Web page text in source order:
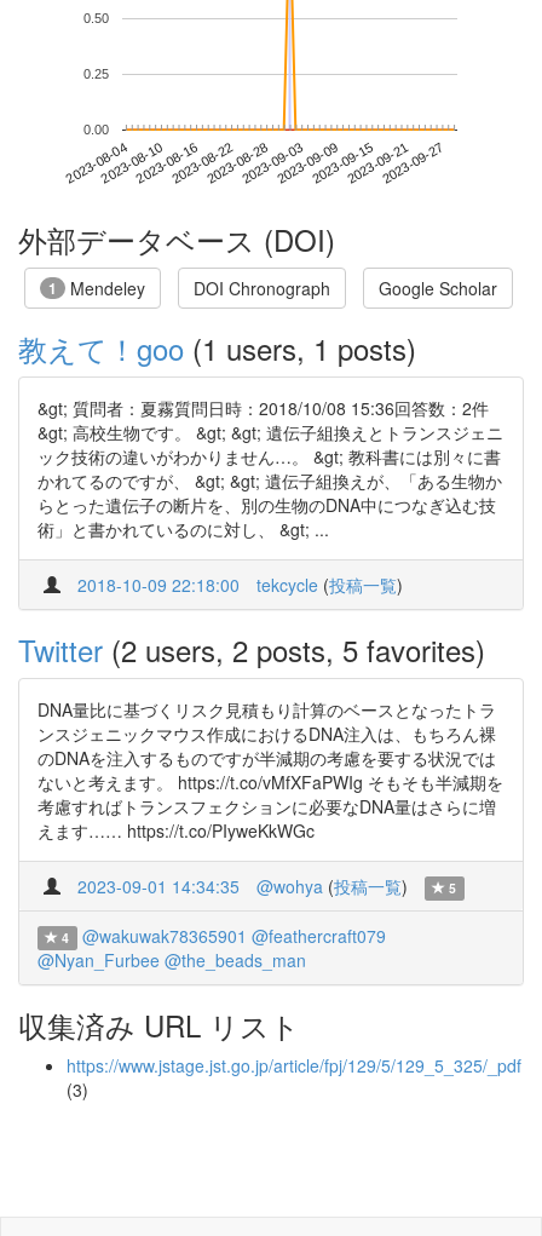
2023-08-042023-08-102023-08-162023-08-222023-08-282023-09-032023-09-092023-09-152023-09-212023-09-27
0.00
0.25
0.50
外部データベース (DOI)
1 Mendeley DOI Chronograph Google Scholar
教えて！goo (1 users, 1 posts)
&gt; 質問者：夏霧質問日時：2018/10/08 15:36回答数：2件
&gt; 高校生物です。 &gt; &gt; 遺伝子組換えとトランスジェニ
ック技術の違いがわかりません…。 &gt; 教科書には別々に書
かれてるのですが、 &gt; &gt; 遺伝子組換えが、「ある生物か
らとった遺伝子の断片を、別の生物のDNA中につなぎ込む技
術」と書かれているのに対し、 &gt; ...
2018-10-09 22:18:00 tekcycle (投稿一覧)
Twitter (2 users, 2 posts, 5 favorites)
DNA量比に基づくリスク見積もり計算のベースとなったトラ
ンスジェニックマウス作成におけるDNA注入は、もちろん裸
のDNAを注入するものですが半減期の考慮を要する状況では
ないと考えます。 https://t.co/vMfXFaPWIg そもそも半減期を
考慮すればトランスフェクションに必要なDNA量はさらに増
えます…… https://t.co/PIyweKkWGc
2023-09-01 14:34:35 @wohya (投稿一覧) 5
4 @wakuwak78365901 @feathercraft079
@Nyan_Furbee @the_beads_man
収集済み URL リスト
https://www.jstage.jst.go.jp/article/fpj/129/5/129_5_325/_pdf
(3)